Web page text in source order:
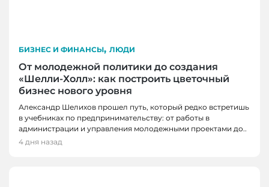
БИЗНЕС И ФИНАНСЫ, ЛЮДИ
От молодежной политики до создания
«Шелли-Холл»: как построить цветочный
бизнес нового уровня
Александр Шелихов прошел путь, который редко встретишь
в учебниках по предпринимательству: от работы в
администрации и управления молодежными проектами до..
4 дня назад